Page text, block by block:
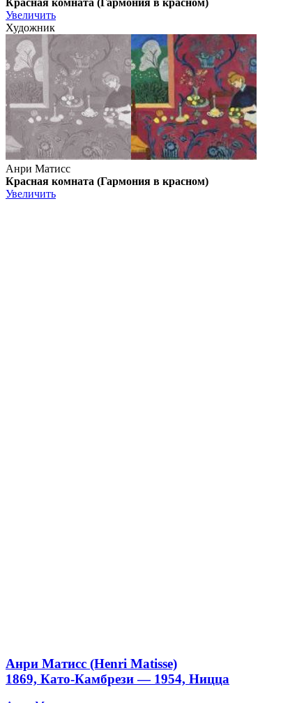
Увеличить
Художник
Анри Матисс
Красная комната (Гармония в красном)
Увеличить
Анри Матисс (Henri Matisse)
1869, Като-Камбрези — 1954, Ницца